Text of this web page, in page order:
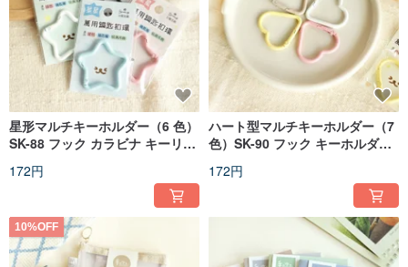
星形マルチキーホルダー（6 色）
SK-88 フック カラビナ キーリン
172円
ハート型マルチキーホルダー（7
色）SK-90 フック キーホルダー
172円
10%OFF